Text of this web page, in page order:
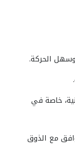
وسهل الحركة.
خاصة في
مع الذوق